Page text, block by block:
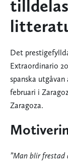
Det
Extraordinario
spanska utgåvan
februari i
Zaragoza.
”Man blir